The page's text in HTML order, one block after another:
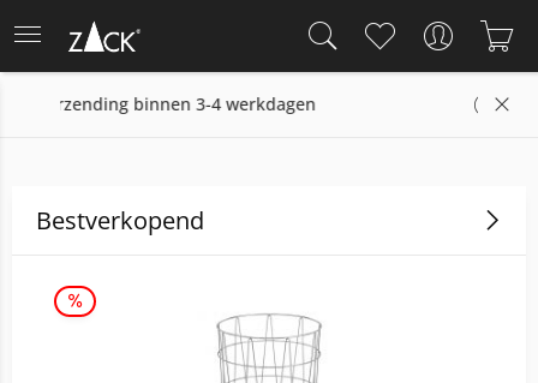
14 dagen retourrecht
Bestverkopend